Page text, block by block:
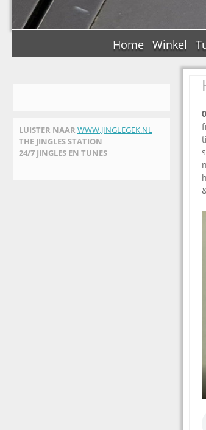
Home Winkel
LUISTER NAAR WWW.JINGLEGEK.NL
THE JINGLES STATION
24/7 JINGLES EN TUNES